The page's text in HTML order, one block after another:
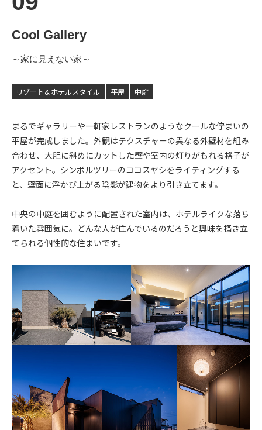
Cool Gallery
～家に見えない家～
リゾート＆ホテルスタイル 平屋 中庭
まるでギャラリーや一軒家レストランのようなクールな佇まいの
平屋が完成しました。外観はテクスチャーの異なる外壁材を組み
合わせ、大胆に斜めにカットした壁や室内の灯りがもれる格子が
アクセント。シンボルツリーのココスヤシをライティングする
と、壁面に浮かび上がる陰影が建物をより引き立てます。
中央の中庭を囲むように配置された室内は、ホテルライクな落ち
着いた雰囲気に。どんな人が住んでいるのだろうと興味を掻き立
てられる個性的な住まいです。